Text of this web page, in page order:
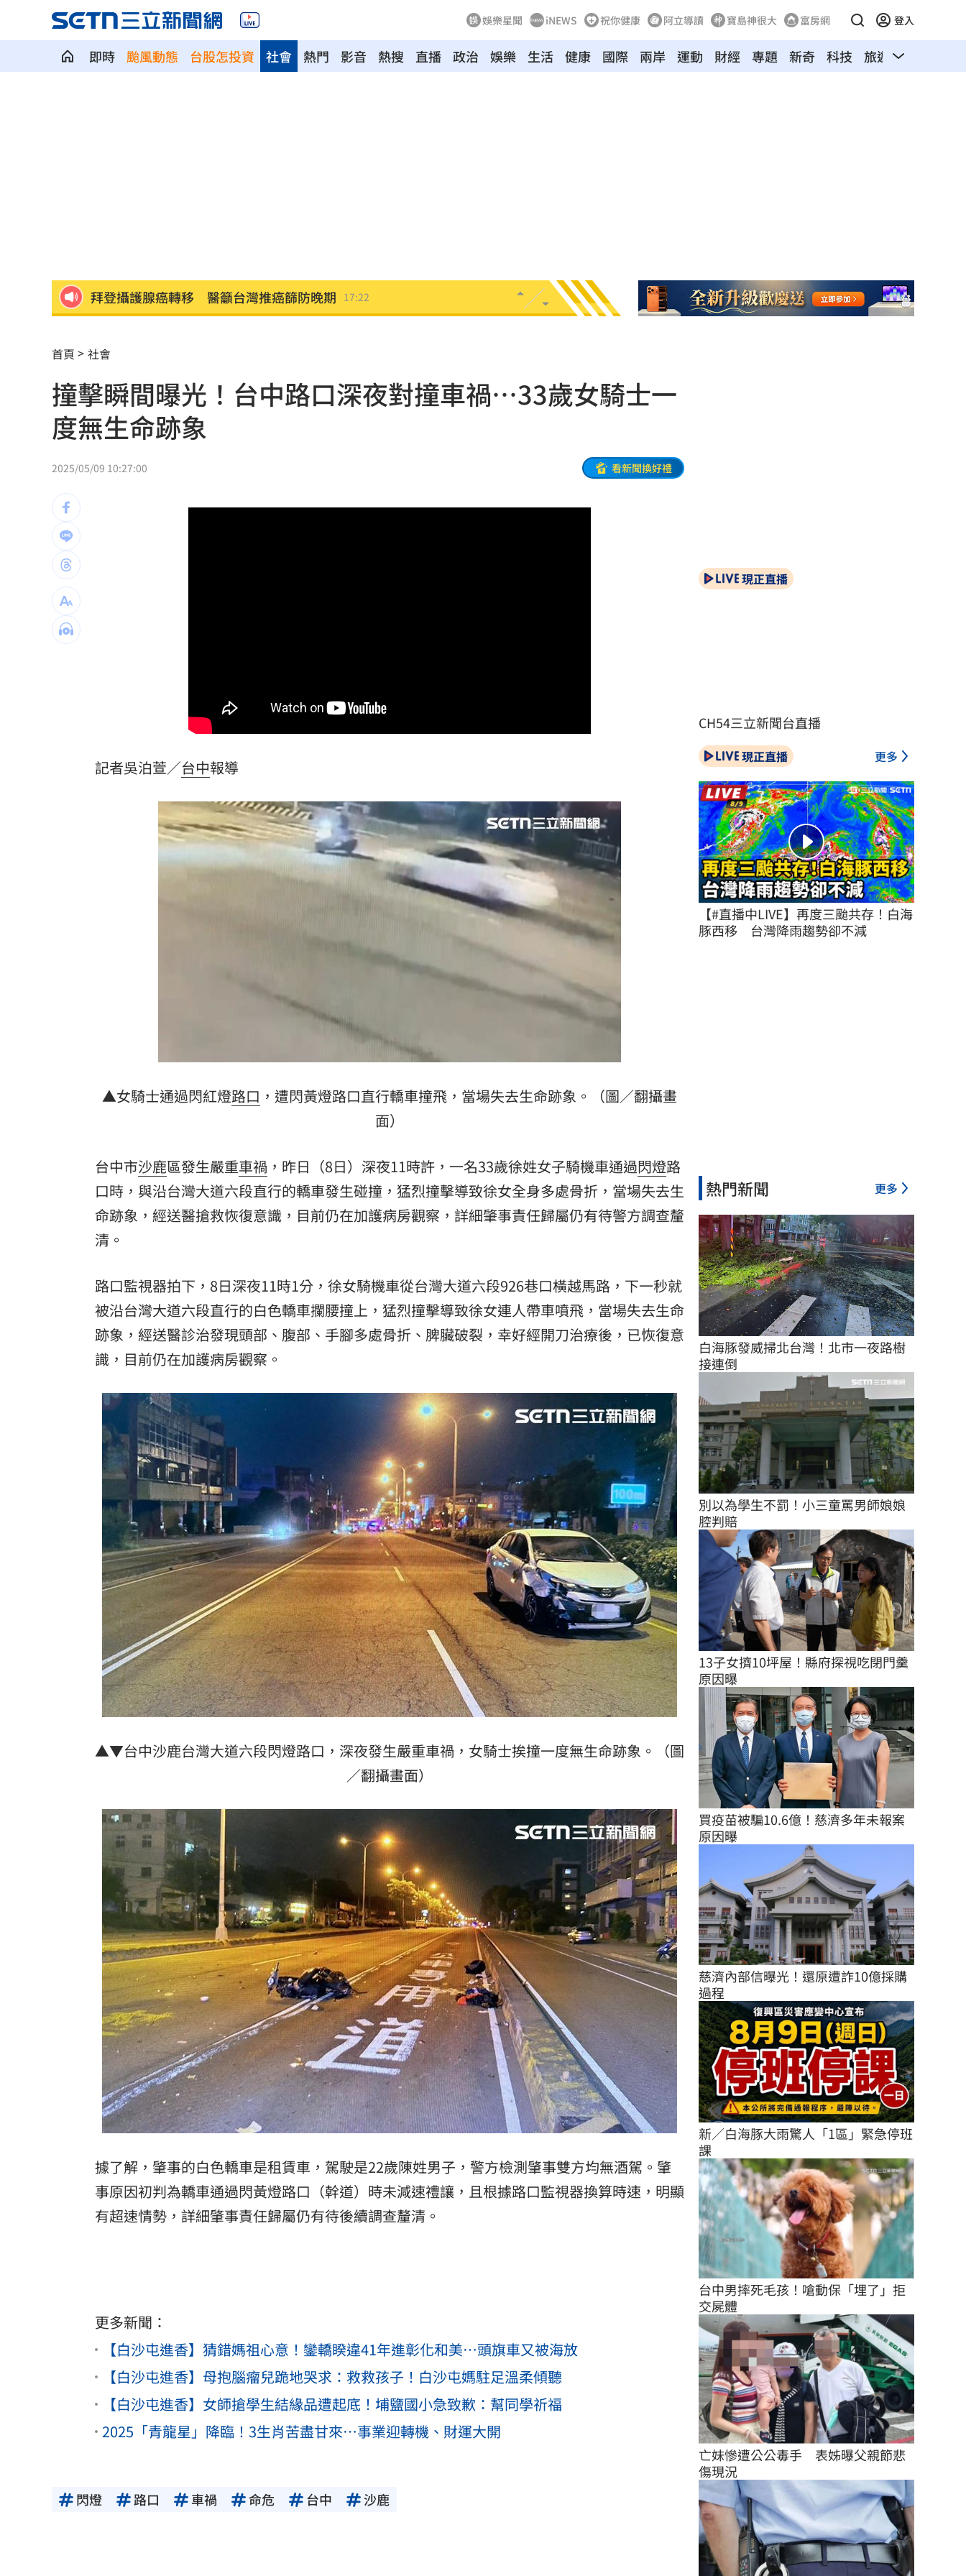
娛樂星聞 iNEWS 祝你健康 阿立導讀 寶島神很大 富房網 登入
即時 颱風動態 台股怎投資 熱門 影音 熱搜 直播 政治
社會 娛樂 生活 健康 國際 兩岸 運動 財經 專題 新奇 科技 旅遊 汽車
父親出軌自己閨密！鐵肺歌后辛酸人生曝光
里長表態力挺拚女市長 蘇巧慧回應了 17:33
拜登攝護腺癌轉移 醫籲台灣推癌篩防晚期 17:22
白海豚將登陸中國 福建浙江上海撤21萬人
南投妻喝茫載尪自撞！車全毀2人受困車內 17:16
熊本賑災 福岡佛光山攜物資馳援八代市
狂風暴雨吹走內褲！陳世軒神回笑翻網友
台彩父親節推新刮刮樂千萬頭獎超「爸」氣
商場戰國來臨 台中「頂奢大道」逐漸成形
8國球員齊聚高雄 Formosa 7s掀足球熱潮 10:00
理想混蛋號召粉絲跨海追星吃美食！ 18:15
首頁 社會
撞擊瞬間曝光！台中路口深夜對撞車禍…33歲女騎士一
度無生命跡象
2025/05/09 10:27:00 看新聞換好禮
記者吳泊萱／台中報導
▲女騎士通過閃紅燈路口 ，遭閃黃燈路口直行轎車撞飛，當場失去生命跡象。（圖／翻攝畫
面）
台中市沙鹿區發生嚴重車禍 ，昨日（8日）深夜11時許，一名33歲徐姓女子騎機車通過閃燈路
口時，與沿台灣大道六段直行的轎車發生碰撞，猛烈撞擊導致徐女全身多處骨折，當場失去生
命跡象，經送醫搶救恢復意識，目前仍在加護病房觀察，詳細肇事責任歸屬仍有待警方調查釐
清。
路口監視器拍下，8日深夜11時1分，徐女騎機車從台灣大道六段926巷口橫越馬路，下一秒就
被沿台灣大道六段直行的白色轎車攔腰撞上，猛烈撞擊導致徐女連人帶車噴飛，當場失去生命
跡象，經送醫診治發現頭部、腹部、手腳多處骨折、脾臟破裂，幸好經開刀治療後，已恢復意
識，目前仍在加護病房觀察。
▲▼台中沙鹿台灣大道六段閃燈路口，深夜發生嚴重車禍，女騎士挨撞一度無生命跡象。（圖
／翻攝畫面）
據了解，肇事的白色轎車是租賃車，駕駛是22歲陳姓男子，警方檢測肇事雙方均無酒駕。肇
事原因初判為轎車通過閃黃燈路口（幹道）時未減速禮讓，且根據路口監視器換算時速，明顯
有超速情勢，詳細肇事責任歸屬仍有待後續調查釐清。
更多新聞：
【白沙屯進香】猜錯媽祖心意！鑾轎睽違41年進彰化和美…頭旗車又被海放
【白沙屯進香】母抱腦瘤兒跪地哭求：救救孩子！白沙屯媽駐足溫柔傾聽
【白沙屯進香】女師搶學生結緣品遭起底！埔鹽國小急致歉：幫同學祈福
2025「青龍星」降臨！3生肖苦盡甘來…事業迎轉機、財運大開
閃燈 路口 車禍 命危 台中 沙鹿
現正直播
CH54三立新聞台直播
現正直播 更多
【#直播中LIVE】再度三颱共存！白海
豚西移　台灣降雨趨勢卻不減
熱門新聞 更多
白海豚發威掃北台灣！北市一夜路樹
接連倒
別以為學生不罰！小三童罵男師娘娘
腔判賠
13子女擠10坪屋！縣府探視吃閉門羹
原因曝
買疫苗被騙10.6億！慈濟多年未報案
原因曝
慈濟內部信曝光！還原遭詐10億採購
過程
新／白海豚大雨驚人「1區」緊急停班
課
台中男摔死毛孩！嗆動保「埋了」拒
交屍體
亡妹慘遭公公毒手　表姊曝父親節悲
傷現況